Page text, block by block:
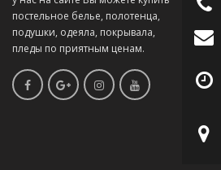
постельное белье, полотенца,
подушки, одеяла, покрывала,
пледы по приятным ценам.